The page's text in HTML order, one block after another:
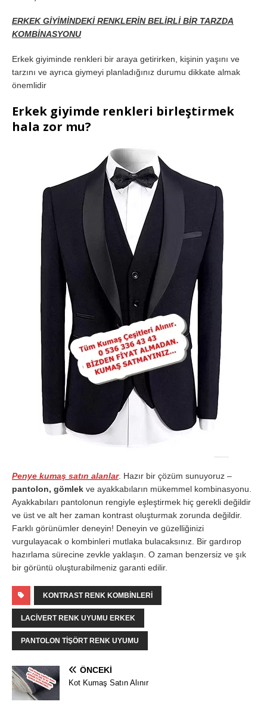
ERKEK GİYİMİNDEKİ RENKLERİN BELİRLİ BİR TARZDA
KOMBİNASYONU
Erkek giyiminde renkleri bir araya getirirken, kişinin yaşını ve
tarzını ve ayrıca giymeyi planladığınız durumu dikkate almak
önemlidir
Erkek giyimde renkleri birleştirmek
hala zor mu?
Penye kumaş satın alanlar. Hazır bir çözüm sunuyoruz –
pantolon, gömlek ve ayakkabıların mükemmel kombinasyonu.
Ayakkabıları pantolonun rengiyle eşleştirmek hiç gerekli değildir
ve üst ve alt her zaman kontrast oluşturmak zorunda değildir.
Farklı görünümler deneyin! Deneyin ve güzelliğinizi
vurgulayacak o kombinleri mutlaka bulacaksınız. Bir gardırop
hazırlama sürecine zevkle yaklaşın. O zaman benzersiz ve şık
bir görüntü oluşturabilmeniz garanti edilir.
KONTRAST RENK KOMBINLERI
LACIVERT RENK UYUMU ERKEK
PANTOLON TIŞÖRT RENK UYUMU
ÖNCEKI
Kot Kumaş Satın Alınır